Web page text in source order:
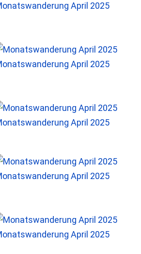
April 2025
April 2025
April 2025
April 2025
April 2025